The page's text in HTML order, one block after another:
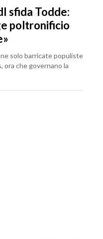
sfida Todde:
poltronificio
solo barricate populiste
ora che governano la